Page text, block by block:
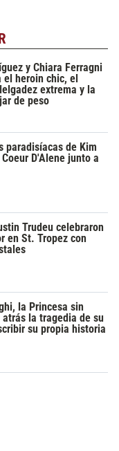
y Chiara Ferragni
el heroin chic, el
extrema y la
de peso
paradisíacas de Kim
D'Alene junto a
Trudeu celebraron
en St. Tropez con
la Princesa sin
la tragedia de su
su propia historia